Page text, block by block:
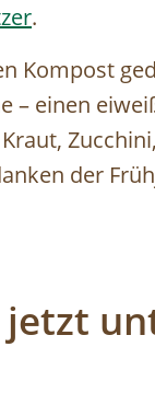
.
Kompost
– einen
der
jetzt